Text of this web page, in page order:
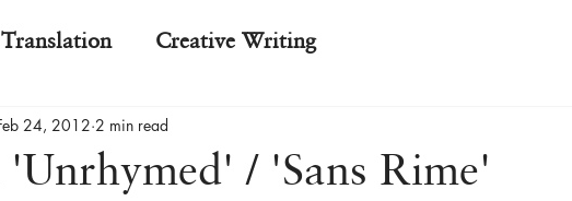
Translation Creative Writing
'Unrhymed' / 'Sans Rime'
24, 2012 2 min read